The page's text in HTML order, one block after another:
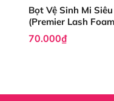
-Hani Beauty Tool
Bọt Vệ Sinh Mi
(Premier Lash
70.000₫